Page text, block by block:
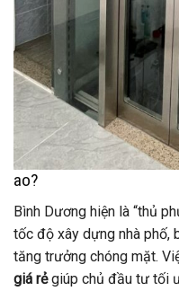
ao?
Bình Dương hiện là “thủ
tốc độ xây dựng nhà phố,
tăng trưởng chóng mặt.
giá rẻgiúp chủ đầu tư tối